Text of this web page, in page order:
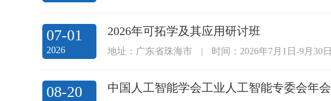
07-01
2026
2026年可拓学及其应用研讨班
地址：广东省珠海市 | 时间：2026年7月1日-9月30日
08-20 中国人工智能学会工业人工智能专委会年会